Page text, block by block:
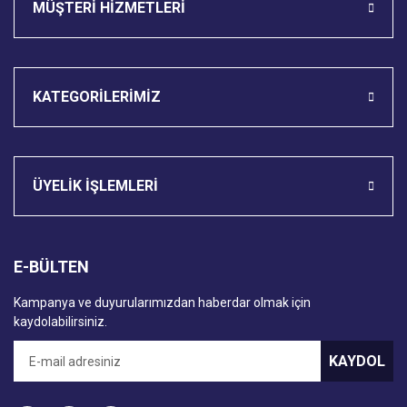
MÜŞTERİ HİZMETLERİ
KATEGORİLERİMİZ
ÜYELİK İŞLEMLERİ
E-BÜLTEN
Kampanya ve duyurularımızdan haberdar olmak için
kaydolabilirsiniz.
KAYDOL